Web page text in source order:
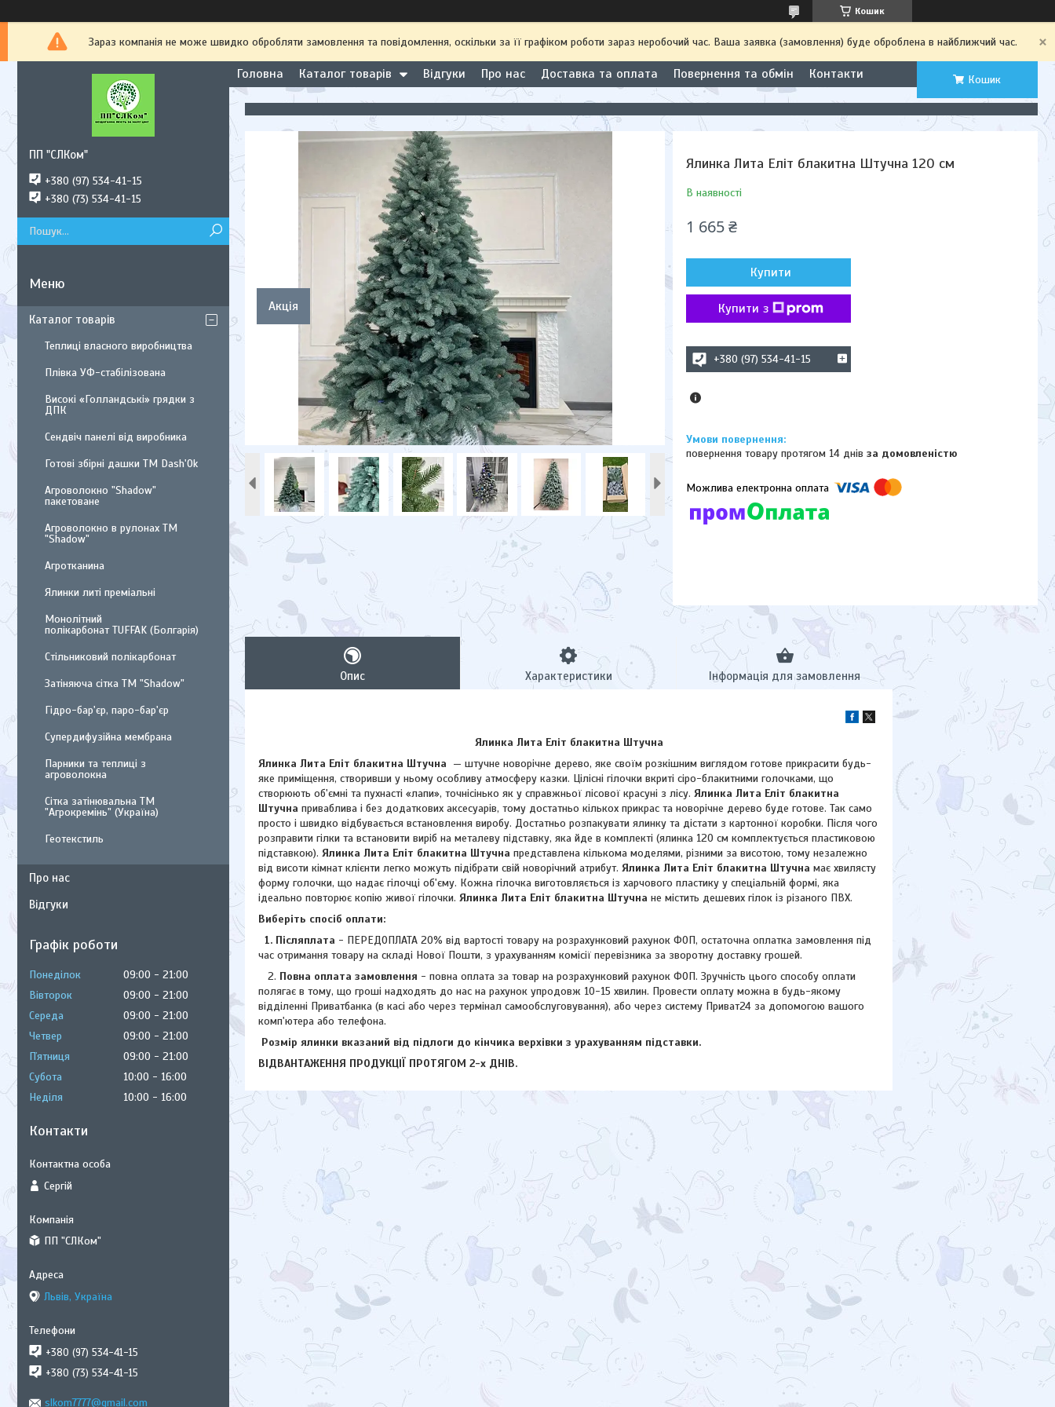
Кошик
Зараз компанія не може швидко обробляти замовлення та повідомлення, оскільки за її графіком роботи зараз неробочий час. Ваша заявка (замовлення) буде оброблена в найближчий час.
Головна Каталог товарів Відгуки Про нас Доставка та оплата Повернення та обмін Контакти Кошик
Акція
Ялинка Лита Еліт блакитна Штучна 120 см
В наявності
1 665 ₴
Купити
Купити з
+380 (97) 534-41-15
повернення товару протягом 14 днівза домовленістю
Опис Характеристики Інформація для замовлення
Ялинка Лита Еліт блакитна Штучна
Ялинка Лита Еліт блакитна Штучна — штучне новорічне дерево, яке своїм розкішним виглядом готове прикрасити будь-
яке приміщення, створивши у ньому особливу атмосферу казки. Цілісні гілочки вкриті сіро-блакитними голочками, що
створюють об'ємні та пухнасті «лапи», точнісінько як у справжньої лісової красуні з лісу. Ялинка Лита Еліт блакитна
Штучна приваблива і без додаткових аксесуарів, тому достатньо кількох прикрас та новорічне дерево буде готове. Так само
просто і швидко відбувається встановлення виробу. Достатньо розпакувати ялинку та дістати з картонної коробки. Після чого
розправити гілки та встановити виріб на металеву підставку, яка йде в комплекті (ялинка 120 см комплектується пластиковою
підставкою). Ялинка Лита Еліт блакитна Штучна представлена ​​кількома моделями, різними за висотою, тому незалежно
від висоти кімнат клієнти легко можуть підібрати свій новорічний атрибут. Ялинка Лита Еліт блакитна Штучна має хвилясту
форму голочки, що надає гілочці об'єму. Кожна гілочка виготовляється із харчового пластику у спеціальній формі, яка
ідеально повторює копію живої гілочки. Ялинка Лита Еліт блакитна Штучна не містить дешевих гілок із різаного ПВХ.
Виберіть спосіб оплати:
1. Післяплата - ПЕРЕДОПЛАТА 20% від вартості товару на розрахунковий рахунок ФОП, остаточна оплатка замовлення під
час отримання товару на складі Нової Пошти, з урахуванням комісії перевізника за зворотну доставку грошей.
2. Повна оплата замовлення - повна оплата за товар на розрахунковий рахунок ФОП. Зручність цього способу оплати
полягає в тому, що гроші надходять до нас на рахунок упродовж 10-15 хвилин. Провести оплату можна в будь-якому
відділенні Приватбанка (в касі або через термінал самообслуговування), або через систему Приват24 за допомогою вашого
комп'ютера або телефона.
Розмір ялинки вказаний від підлоги до кінчика верхівки з урахуванням підставки.
ВІДВАНТАЖЕННЯ ПРОДУКЦІЇ ПРОТЯГОМ 2-х ДНІВ.
ПП "СЛКом"
+380 (97) 534-41-15
+380 (73) 534-41-15
Каталог товарів
Теплиці власного виробництва
Плівка УФ-стабілізована
Високі «Голландські» грядки з
ДПК
Сендвіч панелі від виробника
Готові збірні дашки ТМ Dash'Ok
Агроволокно "Shadow"
пакетоване
Агроволокно в рулонах ТМ
"Shadow"
Агротканина
Ялинки литі преміальні
Монолітний
полікарбонат TUFFAK (Болгарія)
Стільниковий полікарбонат
Затіняюча сітка ТМ "Shadow"
Гідро-бар'єр, паро-бар'єр
Супердифузійна мембрана
Парники та теплиці з
агроволокна
Сітка затінювальна ТМ
"Агрокремінь" (Україна)
Геотекстиль
Про нас
Відгуки
Графік роботи
Понеділок 09:00
21:00
Вівторок
09:00
21:00
Середа
09:00
21:00
Четвер
09:00
21:00
Пʼятниця
09:00
21:00
Субота
10:00
16:00
Неділя
10:00 16:00
Контакти
Сергій
ПП "СЛКом"
Львів, Україна
+380 (97) 534-41-15
+380 (73) 534-41-15
slkom7777@gmail.com